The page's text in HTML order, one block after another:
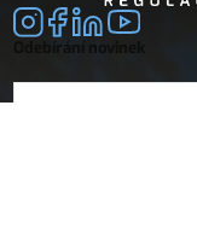
Odebírání novinek